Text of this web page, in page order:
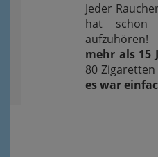
Jeder
hat schon
mehr als 15
80
es war